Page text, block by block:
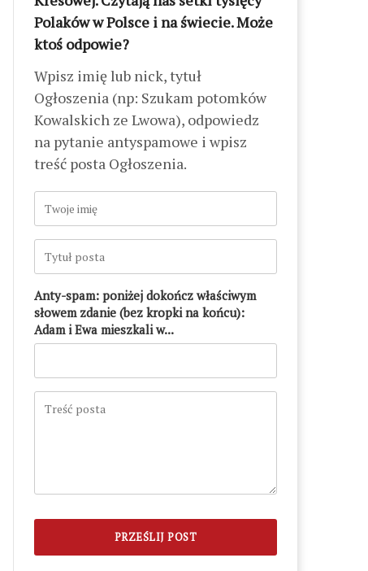
Polaków w Polsce i na świecie. Może
ktoś odpowie?
Wpisz imię lub nick, tytuł
Ogłoszenia (np: Szukam potomków
Kowalskich ze Lwowa), odpowiedz
na pytanie antyspamowe i wpisz
treść posta Ogłoszenia.
Anty-spam: poniżej dokończ właściwym
słowem zdanie (bez kropki na końcu):
Adam i Ewa mieszkali w...